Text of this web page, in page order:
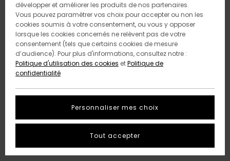
développer et améliorer les produits de nos partenaires.
Vous pouvez paramétrer vos choix pour accepter ou non les
cookies soumis à votre consentement, ou vous y opposer
lorsque les cookies concernés ne relèvent pas de votre
consentement (tels que certains cookies de mesure
d’audience). Pour plus d'informations, consultez notre :
Politique d'utilisation des cookies etPolitique de
confidentialité
Personnaliser mes choix
Tout accepter